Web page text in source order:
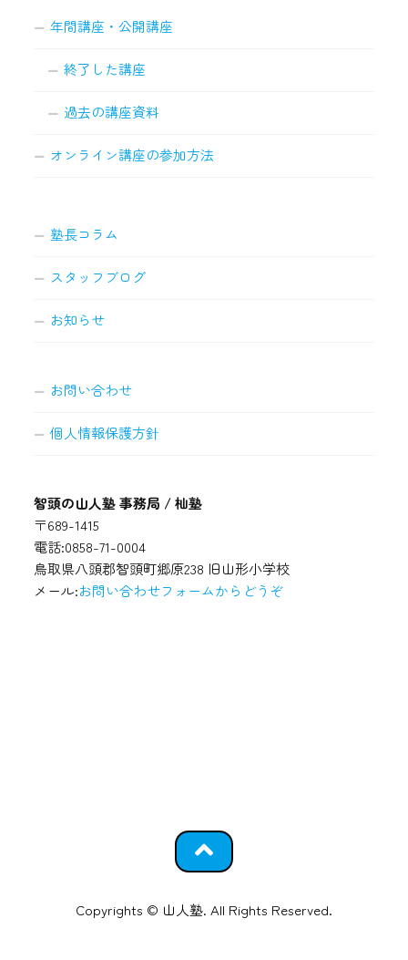
年間講座・公開講座
終了した講座
過去の講座資料
オンライン講座の参加方法
塾長コラム
スタッフブログ
お知らせ
お問い合わせ
個人情報保護方針
智頭の山人塾 事務局 / 杣塾
〒689-1415
電話:0858-71-0004
鳥取県八頭郡智頭町郷原238 旧山形小学校
メール:お問い合わせフォームからどうぞ
Copyrights © 山人塾. All Rights Reserved.